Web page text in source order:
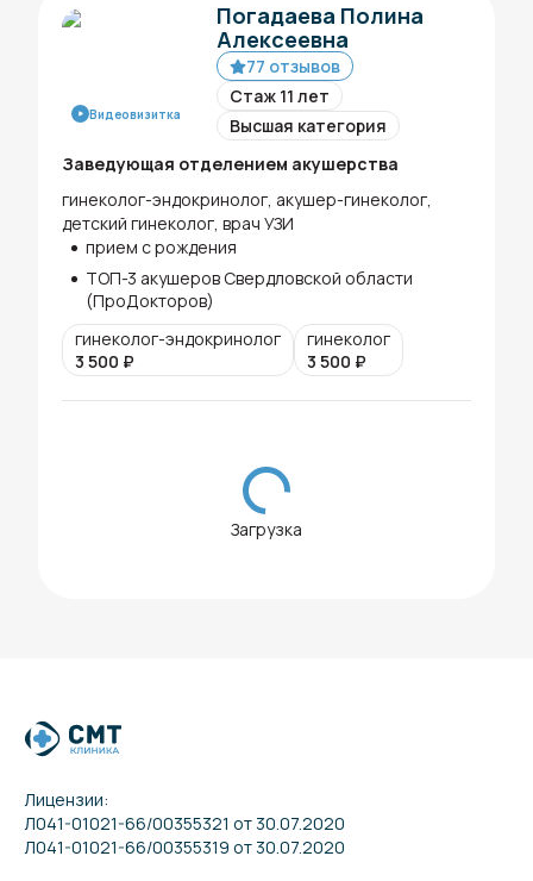
Видеовизитка
Погадаева Полина
Алексеевна
77 отзывов
Стаж 11 лет
Высшая категория
Заведующая отделением акушерства
гинеколог-эндокринолог, акушер-гинеколог,
детский гинеколог, врач УЗИ
прием с рождения
ТОП-3 акушеров Свердловской области
(ПроДокторов)
гинеколог-эндокринолог
3 500 ₽
гинеколог
3 500 ₽
Загрузка
Лицензии:
Л041-01021-66/00355321 от 30.07.2020
Л041-01021-66/00355319 от 30.07.2020